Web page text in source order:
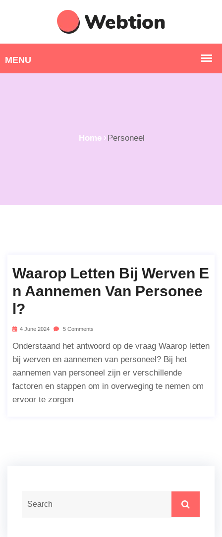
Home Personeel
Waarop Letten Bij Werven E
N Aannemen Van Personee
L?
4 June 2024 5 Comments
Onderstaand het antwoord op de vraag Waarop letten
bij werven en aannemen van personeel? Bij het
aannemen van personeel zijn er verschillende
factoren en stappen om in overweging te nemen om
ervoor te zorgen